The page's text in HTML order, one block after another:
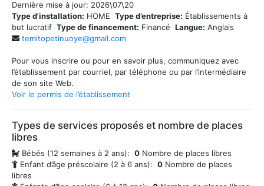
Dernière mise à jour: 2026\07\20
Type d'installation: HOME Type d’entreprise: Établissements à
but lucratif Type de financement: Financé Langue: Anglais
temitopetinuoye@gmail.com
Pour vous inscrire ou pour en savoir plus, communiquez avec
l’établissement par courriel, par téléphone ou par l’intermédiaire
de son site Web.
Voir le permis de l’établissement
Types de services proposés et nombre de places
libres
Bébés (12 semaines à 2 ans): 0 Nombre de places libres
Enfant d’âge préscolaire (2 à 6 ans): 0 Nombre de places
libres